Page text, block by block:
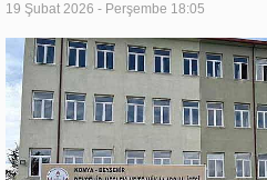
19 Şubat 2026 - Perşembe 18:05